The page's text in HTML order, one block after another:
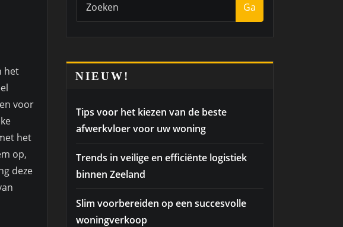
het
voor
het
op,
deze
Ga
NIEUW!
Tips voor het kiezen van de beste
afwerkvloer voor uw woning
Trends in veilige en efficiënte logistiek
binnen Zeeland
Slim voorbereiden op een succesvolle
woningverkoop